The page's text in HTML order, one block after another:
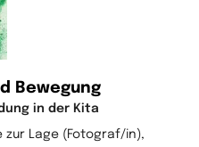
Bewegung
in der Kita
zur Lage (Fotograf/in),